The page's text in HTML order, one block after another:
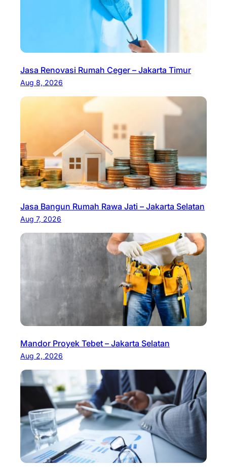
Jasa Renovasi Rumah Ceger – Jakarta Timur
Aug 8, 2026
Jasa Bangun Rumah Rawa Jati – Jakarta Selatan
Aug 7, 2026
Mandor Proyek Tebet – Jakarta Selatan
Aug 2, 2026